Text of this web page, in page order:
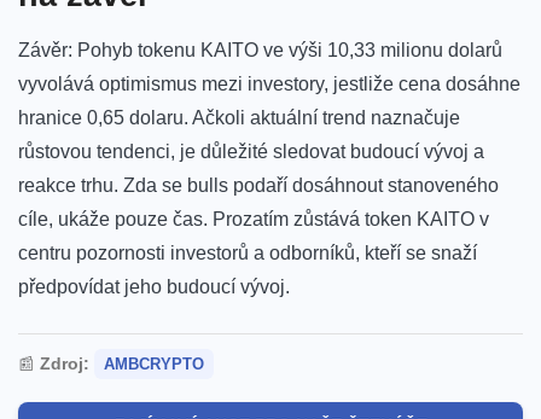
Závěr: Pohyb tokenu KAITO ​ve výši 10,33 milionu dolarů
vyvolává⁢ optimismus mezi investory, jestliže cena dosáhne
hranice 0,65 dolaru. Ačkoli aktuální trend⁢ naznačuje
růstovou tendenci, je důležité sledovat budoucí vývoj a
reakce trhu. Zda se bulls⁤ podaří dosáhnout stanoveného
cíle, ukáže pouze čas. Prozatím ‌zůstává token KAITO v
centru‌ pozornosti investorů a odborníků, kteří se snaží⁢
předpovídat jeho budoucí vývoj.
📰 Zdroj: AMBCRYPTO